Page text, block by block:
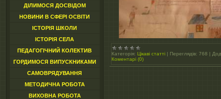
ДІЛИМОСЯ ДОСВІДОМ
НОВИНИ В СФЕРІ ОСВІТИ
ІСТОРІЯ ШКОЛИ
ІСТОРІЯ СЕЛА
ПЕДАГОГІЧНИЙ КОЛЕКТИВ
ГОРДИМОСЯ ВИПУСКНИКАМИ
САМОВРЯДУВАННЯ
МЕТОДИЧНА РОБОТА
ВИХОВНА РОБОТА
Категорія: Цікаві статті | Переглядів: 768 |
Коментарі (0)